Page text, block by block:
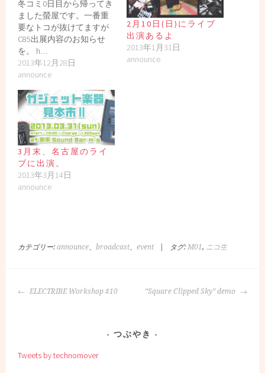
冬コミ0日目から帰ってき
ました螢屋です。一番重
要なトコが抜けてますが
C85出展内容のお知らせ
を。 h…
2013年12月28日
announce
2月10日(日)にライブ
出演あるよ
2013年1月31日
announce
3月末、名古屋のライ
ブに出演。
2013年3月14日
announce
カテゴリー:announce 、broadcast、event タグ: M01, ニコ生
投
ー
ELECTRIBE Workshop #10 “Square Clipped Sky” demo
つぶやき
Tweets by technomover